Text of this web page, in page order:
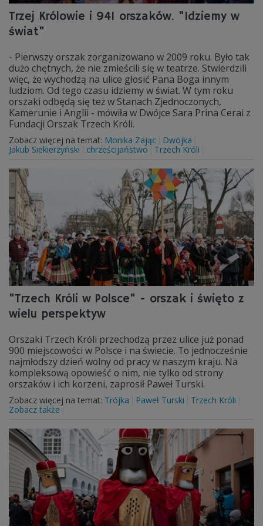
Trzej Królowie i 941 orszaków. "Idziemy w
świat"
- Pierwszy orszak zorganizowano w 2009 roku. Było tak
dużo chętnych, że nie zmieścili się w teatrze. Stwierdzili
więc, że wychodzą na ulice głosić Pana Boga innym
ludziom. Od tego czasu idziemy w świat. W tym roku
orszaki odbędą się też w Stanach Zjednoczonych,
Kamerunie i Anglii - mówiła w Dwójce Sara Prina Cerai z
Fundacji Orszak Trzech Króli.
Zobacz więcej na temat: Monika Zając
Dwójka
Jakub Siekierzyński
chrześcijaństwo Trzech Króli
"Trzech Króli w Polsce" - orszak i święto z
wielu perspektyw
Orszaki Trzech Króli przechodzą przez ulice już ponad
900 miejscowości w Polsce i na świecie. To jednocześnie
najmłodszy dzień wolny od pracy w naszym kraju. Na
kompleksową opowieść o nim, nie tylko od strony
orszaków i ich korzeni, zaprosił Paweł Turski.
Zobacz więcej na temat: Trójka Paweł Turski
Trzech Króli
Zobacz także